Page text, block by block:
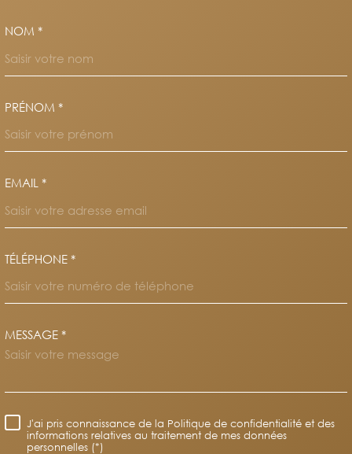
NOM *
PRÉNOM *
EMAIL *
TÉLÉPHONE *
MESSAGE *
RÈGLEMENTATION
J'ai pris connaissance de la Politique de confidentialité et des
informations relatives au traitement de mes données
personnelles (*)